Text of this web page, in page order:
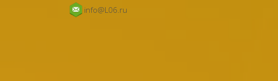
info@L06.ru